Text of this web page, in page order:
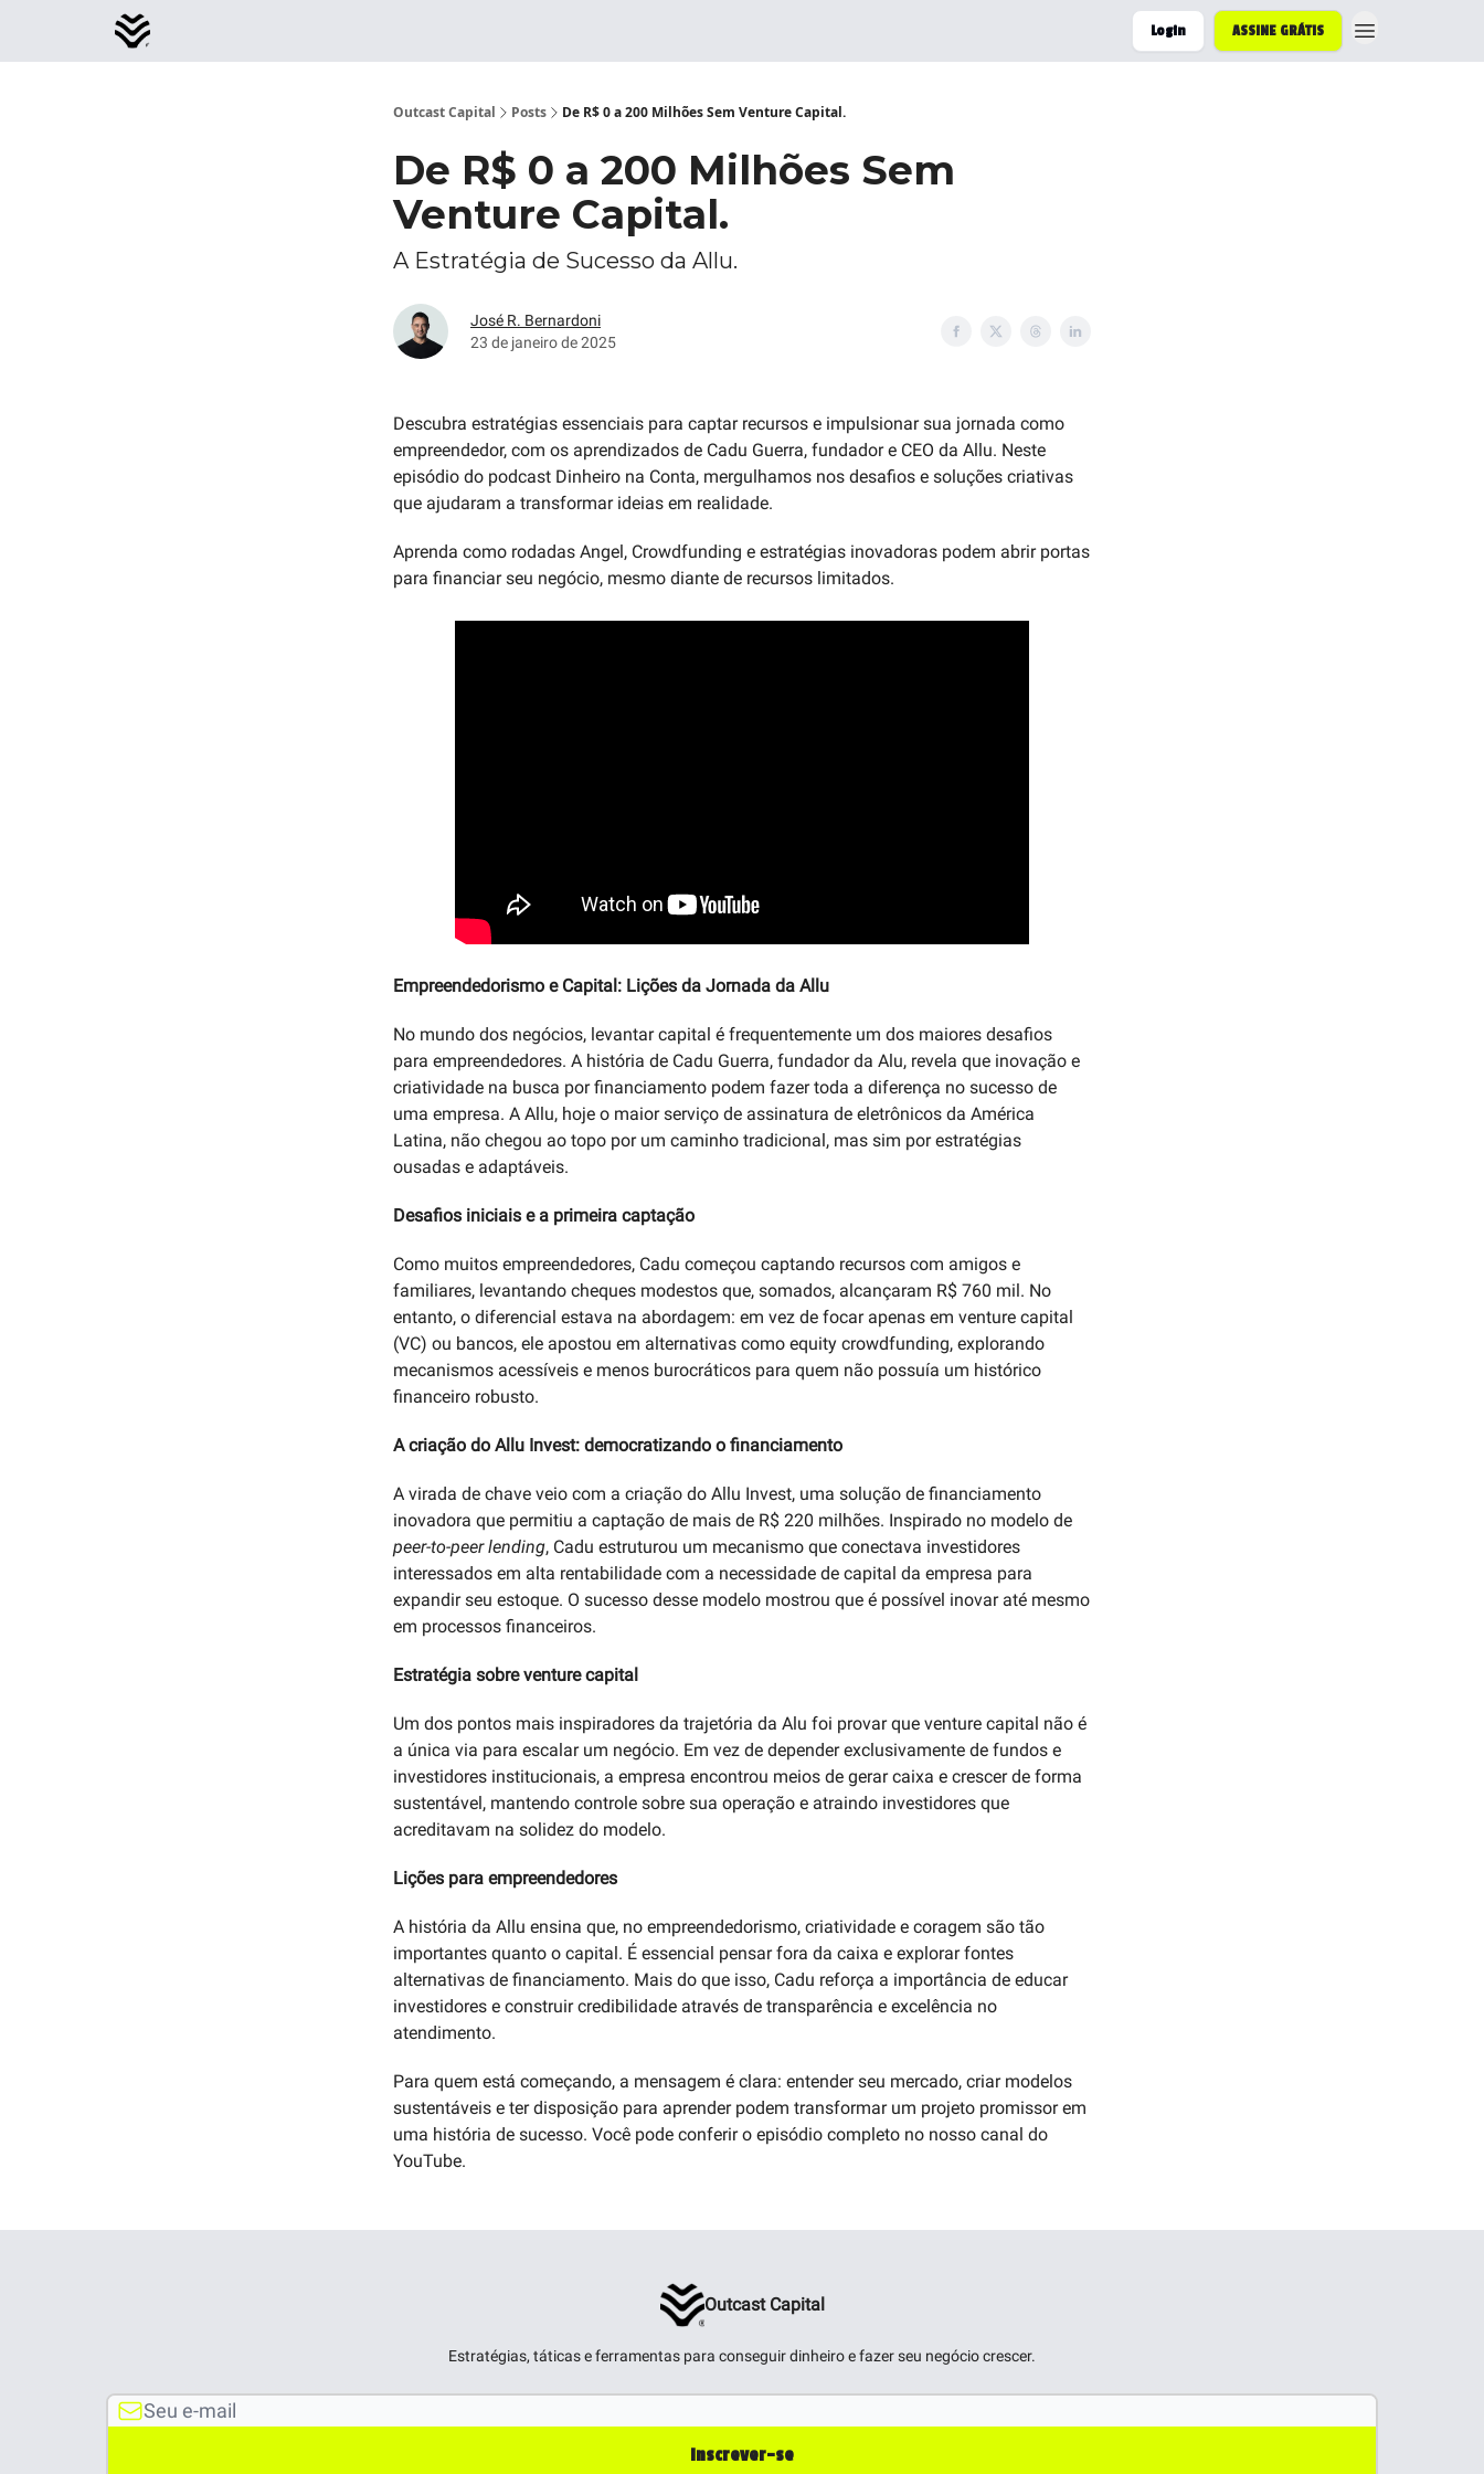
Login ASSINE GRÁTIS
Outcast Capital Posts De R$ 0 a 200 Milhões Sem Venture Capital.
De R$ 0 a 200 Milhões Sem
Venture Capital.
A Estratégia de Sucesso da Allu.
José R. Bernardoni
23 de janeiro de 2025
Descubra estratégias essenciais para captar recursos e impulsionar sua jornada como
empreendedor, com os aprendizados de Cadu Guerra, fundador e CEO da Allu. Neste
episódio do podcast Dinheiro na Conta, mergulhamos nos desafios e soluções criativas
que ajudaram a transformar ideias em realidade.
Aprenda como rodadas Angel, Crowdfunding e estratégias inovadoras podem abrir portas
para financiar seu negócio, mesmo diante de recursos limitados.
Empreendedorismo e Capital: Lições da Jornada da Allu
No mundo dos negócios, levantar capital é frequentemente um dos maiores desafios
para empreendedores. A história de Cadu Guerra, fundador da Alu, revela que inovação e
criatividade na busca por financiamento podem fazer toda a diferença no sucesso de
uma empresa. A Allu, hoje o maior serviço de assinatura de eletrônicos da América
Latina, não chegou ao topo por um caminho tradicional, mas sim por estratégias
ousadas e adaptáveis.
Desafios iniciais e a primeira captação
Como muitos empreendedores, Cadu começou captando recursos com amigos e
familiares, levantando cheques modestos que, somados, alcançaram R$ 760 mil. No
entanto, o diferencial estava na abordagem: em vez de focar apenas em venture capital
(VC) ou bancos, ele apostou em alternativas como equity crowdfunding, explorando
mecanismos acessíveis e menos burocráticos para quem não possuía um histórico
financeiro robusto.
A criação do Allu Invest: democratizando o financiamento
A virada de chave veio com a criação do Allu Invest, uma solução de financiamento
inovadora que permitiu a captação de mais de R$ 220 milhões. Inspirado no modelo de
peer-to-peer lending, Cadu estruturou um mecanismo que conectava investidores
interessados em alta rentabilidade com a necessidade de capital da empresa para
expandir seu estoque. O sucesso desse modelo mostrou que é possível inovar até mesmo
em processos financeiros.
Estratégia sobre venture capital
Um dos pontos mais inspiradores da trajetória da Alu foi provar que venture capital não é
a única via para escalar um negócio. Em vez de depender exclusivamente de fundos e
investidores institucionais, a empresa encontrou meios de gerar caixa e crescer de forma
sustentável, mantendo controle sobre sua operação e atraindo investidores que
acreditavam na solidez do modelo.
Lições para empreendedores
A história da Allu ensina que, no empreendedorismo, criatividade e coragem são tão
importantes quanto o capital. É essencial pensar fora da caixa e explorar fontes
alternativas de financiamento. Mais do que isso, Cadu reforça a importância de educar
investidores e construir credibilidade através de transparência e excelência no
atendimento.
Para quem está começando, a mensagem é clara: entender seu mercado, criar modelos
sustentáveis e ter disposição para aprender podem transformar um projeto promissor em
uma história de sucesso. Você pode conferir o episódio completo no nosso canal do
YouTube.
Outcast Capital
Estratégias, táticas e ferramentas para conseguir dinheiro e fazer seu negócio crescer.